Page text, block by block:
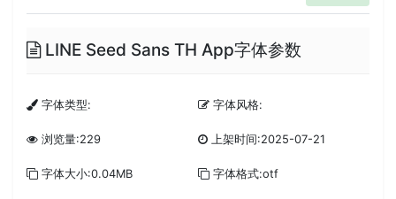
LINE Seed Sans TH App字体参数
字体类型: 字体风格:
浏览量:229 上架时间:2025-07-21
字体大小:0.04MB 字体格式:otf